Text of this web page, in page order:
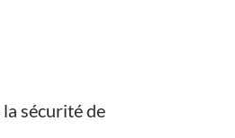
sécurité de